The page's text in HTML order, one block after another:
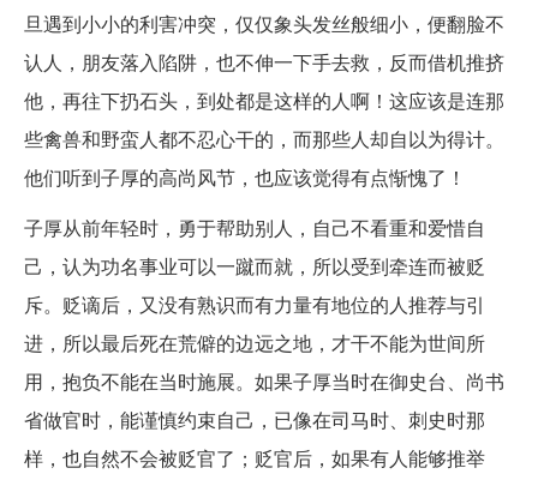
旦遇到小小的利害冲突，仅仅象头发丝般细小，便翻脸不
认人，朋友落入陷阱，也不伸一下手去救，反而借机推挤
他，再往下扔石头，到处都是这样的人啊！这应该是连那
些禽兽和野蛮人都不忍心干的，而那些人却自以为得计。
他们听到子厚的高尚风节，也应该觉得有点惭愧了！
子厚从前年轻时，勇于帮助别人，自己不看重和爱惜自
己，认为功名事业可以一蹴而就，所以受到牵连而被贬
斥。贬谪后，又没有熟识而有力量有地位的人推荐与引
进，所以最后死在荒僻的边远之地，才干不能为世间所
用，抱负不能在当时施展。如果子厚当时在御史台、尚书
省做官时，能谨慎约束自己，已像在司马时、刺史时那
样，也自然不会被贬官了；贬官后，如果有人能够推举